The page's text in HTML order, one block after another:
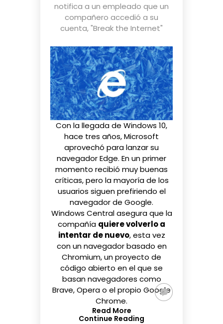
notifica a un empleado que un
compañero accedió a su
cuenta,"Break the Internet"
Con la llegada de Windows 10,
hace tres años, Microsoft
aprovechó para lanzar su
navegador Edge. En un primer
momento recibió muybuenas
críticas, pero la mayoría de los
usuarios siguen prefiriendo el
navegador de Google.
Windows Centralasegura que la
compañía quiere volverlo a
intentar de nuevo, esta vez
con un navegadorbasado en
Chromium, un proyecto de
código abierto en el que se
basan navegadores como
Brave, Opera o el propio Google
Chrome.
Read More
Continue Reading